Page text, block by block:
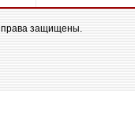
права защищены.